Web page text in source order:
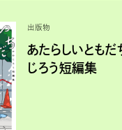
出版物
あたらしいとも
じろう短編集